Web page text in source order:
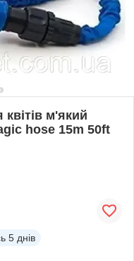
м'який
hose 15m 50ft
5 днів